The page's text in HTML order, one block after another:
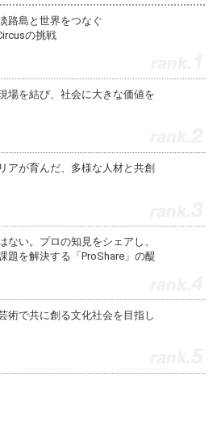
路島と世界をつなぐ
の挑戦
場を結び、社会に大きな価値を
アが育んだ、多様な人材と共創
ない。プロの知見をシェアし、
題を解決する「ProShare」の醍
術で共に創る文化社会を目指し